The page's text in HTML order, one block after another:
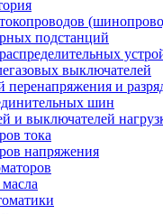
подстанций
выключателей
и
шин
и выключателей
тока
напряжения